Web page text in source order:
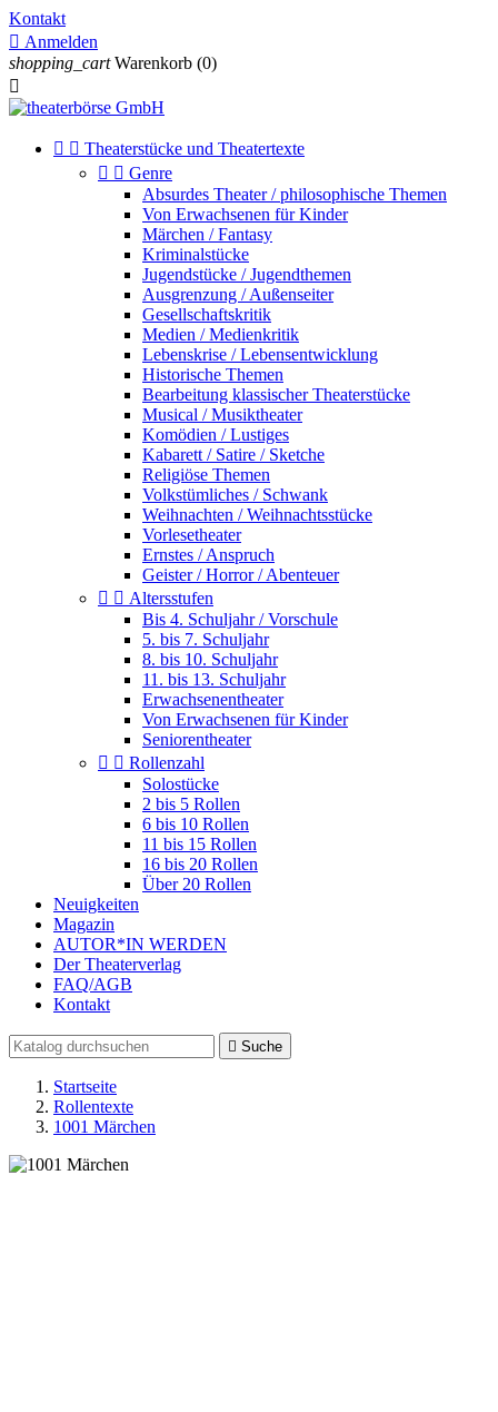
Kontakt
 Anmelden
shopping_cart Warenkorb (0)

  Theaterstücke und Theatertexte
  Genre
Absurdes Theater / philosophische Themen
Von Erwachsenen für Kinder
Märchen / Fantasy
Kriminalstücke
Jugendstücke / Jugendthemen
Ausgrenzung / Außenseiter
Gesellschaftskritik
Medien / Medienkritik
Lebenskrise / Lebensentwicklung
Historische Themen
Bearbeitung klassischer Theaterstücke
Musical / Musiktheater
Komödien / Lustiges
Kabarett / Satire / Sketche
Religiöse Themen
Volkstümliches / Schwank
Weihnachten / Weihnachtsstücke
Vorlesetheater
Ernstes / Anspruch
Geister / Horror / Abenteuer
  Altersstufen
Bis 4. Schuljahr / Vorschule
5. bis 7. Schuljahr
8. bis 10. Schuljahr
11. bis 13. Schuljahr
Erwachsenentheater
Von Erwachsenen für Kinder
Seniorentheater
  Rollenzahl
Solostücke
2 bis 5 Rollen
6 bis 10 Rollen
11 bis 15 Rollen
16 bis 20 Rollen
Über 20 Rollen
Neuigkeiten
Magazin
AUTOR*IN WERDEN
Der Theaterverlag
FAQ/AGB
Kontakt
 Suche
Startseite
Rollentexte
1001 Märchen